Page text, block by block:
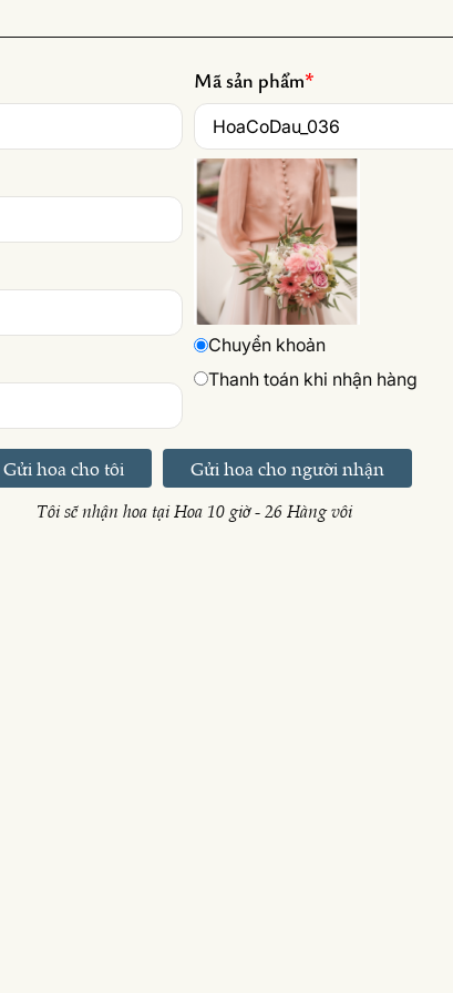
Mã sản phẩm*
Chuyển khoản
Thanh toán khi nhận hàng
Gửi hoa cho tôi
Gửi hoa cho người nhận
Tôi sẽ nhận hoa tại Hoa 10 giờ - 26 Hàng vôi